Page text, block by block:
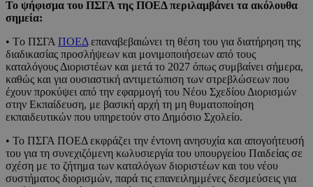
Το ψήφισμα του ΠΣΓΑ της ΠΟΕΔ περιλαμβάνει τα ακόλουθα
σημεία:
• Τo ΠΣΓΑ ΠΟΕΔεπαναβεβαιώνει τη θέση του για διατήρηση της
διαδικασίας προσλήψεων και μονιμοποιήσεων από τους
καταλόγους Διοριστέων και μετά το 2027 όπως συμβαίνει σήμερα,
καθώς και για ουσιαστική αντιμετώπιση των στρεβλώσεων που
έχουν προκύψει από την εφαρμογή του Νέου Σχεδίου Διορισμών
στην Εκπαίδευση, με βασική αρχή τη μη θυματοποίηση
εκπαιδευτικών που υπηρετούν στο Δημόσιο Σχολείο.
• Το ΠΣΓΑ ΠΟΕΔ εκφράζει την έντονη ανησυχία και απογοήτευσή
του για τη συνεχιζόμενη κωλυσιεργία του υπουργείου Παιδείας σε
σχέση με το ζήτημα των καταλόγων διοριστέων και του νέου
συστήματος διορισμών, παρά τις επανειλημμένες δεσμεύσεις για